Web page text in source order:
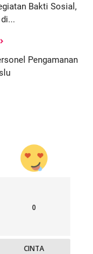
Bakti Sosial,
Pengamanan
0
CINTA